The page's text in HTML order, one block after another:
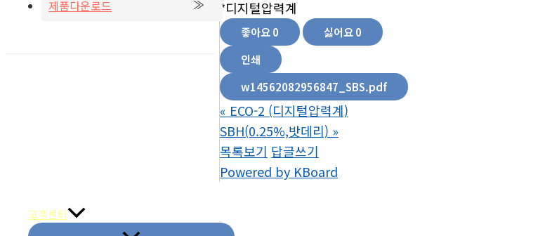
고객센터
제품다운로드
*디지털압력계
좋아요0 싫어요0
인쇄
w14562082956847_SBS.pdf
« ECO-2 (디지털압력계)
SBH(0.25%,밧데리) »
목록보기 답글쓰기
Powered by KBoard